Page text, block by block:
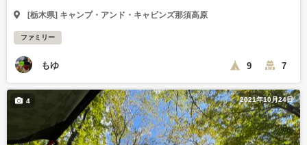
[栃木県] キャンプ・アンド・キャビンズ那須高原
ファミリー
もゆ 9 7
2021年10月24日
4